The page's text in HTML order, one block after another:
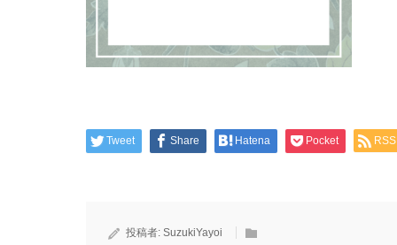
Tweet Share Hatena Pocket RSS
投稿者: SuzukiYayoi